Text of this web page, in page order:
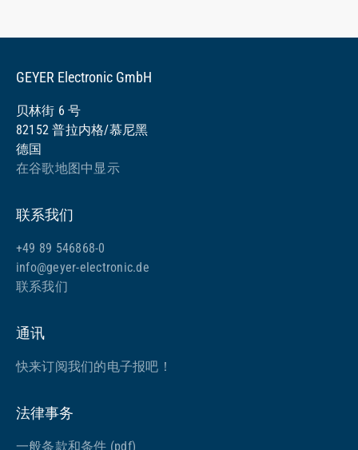
GEYER Electronic GmbH
贝林街 6 号
82152 普拉内格/慕尼黑
德国
在谷歌地图中显示
联系我们
+49 89 546868-0
info@geyer-electronic.de
联系我们
通讯
快来订阅我们的电子报吧！
法律事务
一般条款和条件 (pdf)